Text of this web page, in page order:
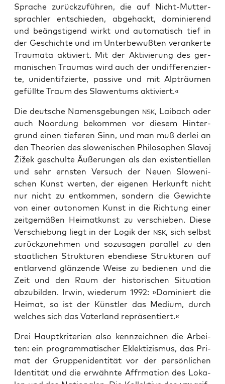
Spra­che zurück­zu­füh­ren, die auf Nicht-Mut­ter­
sprach­ler ent­schie­den, abge­hackt, domi­nie­rend
und beängs­ti­gend wirkt und auto­ma­tisch tief in
der Geschich­te und im Unter­be­wuß­ten ver­an­ker­te
Trau­ma­ta akti­viert. Mit der Akti­vie­rung des ger­
ma­ni­schen Trau­mas wird auch der undif­fe­ren­zier­
te, uniden­ti­f­zier­te, pas­si­ve und mit Alp­träu­men
gefüll­te Traum des Sla­wen­tums aktiviert.«
Die deut­sche Namens­ge­bun­gen NSK, Lai­bach oder
auch Noor­dung bekom­men vor die­sem Hin­ter­
grund einen tie­fe­ren Sinn, und man muß der­lei an
den Theo­rien des slo­we­ni­schen Phi­lo­so­phen Sla­voj
Žižek geschul­te Äuße­run­gen als den exis­ten­ti­el­len
und sehr erns­ten Ver­such der Neu­en Slo­we­ni­
schen Kunst wer­ten, der eige­nen Her­kunft nicht
nur nicht zu ent­kom­men, son­dern die Gewich­te
von einer auto­no­men Kunst in die Rich­tung einer
zeit­ge­mä­ßen Hei­mat­kunst zu ver­schie­ben. Die­se
Ver­schie­bung liegt in der Logik der NSK, sich selbst
zurück­zu­neh­men und sozu­sa­gen par­al­lel zu den
staat­li­chen Struk­tu­ren eben­die­se Struk­tu­ren auf
ent­lar­vend glän­zen­de Wei­se zu bedie­nen und die
Zeit und den Raum der his­to­ri­schen Situa­ti­on
abzu­bil­den. Irwin, wie­der­um 1992: »Domi­niert die
Hei­mat, so ist der Künst­ler das Medi­um, durch
wel­ches sich das Vater­land repräsentiert.«
Drei Haupt­kri­te­ri­en also kenn­zeich­nen die Arbei­
ten: ein pro­gram­ma­ti­scher Eklek­ti­zis­mus, das Pri­
mat der Grup­pen­iden­ti­tät vor der per­sön­li­chen
Iden­ti­tät und die erwähn­te Affrma­ti­on des Loka­